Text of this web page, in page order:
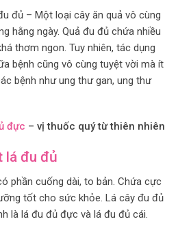
đủ – Một loại cây ăn quả vô cùng
hằng ngày. Quả đu đủ chứa nhiều
thơm ngon. Tuy nhiên, tác dụng
bệnh cũng vô cùng tuyệt vời mà ít
bệnh như ung thư gan, ung thư
đực – vị thuốc quý từ thiên nhiên
lá đu đủ
phần cuống dài, to bản. Chứa cực
tốt cho sức khỏe. Lá cây đu đủ
là lá đu đủ đực và lá đu đủ cái.